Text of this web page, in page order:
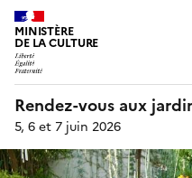
MINISTÈRE
DE LA CULTURE
Rendez-vous aux
5, 6 et 7 juin 2026